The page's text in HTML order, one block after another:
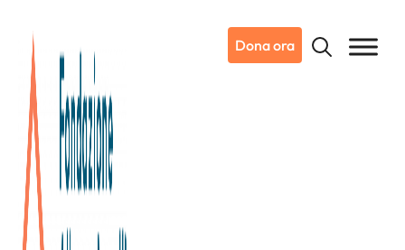
Dona ora
29/11/2023
Notizie da Candiolo